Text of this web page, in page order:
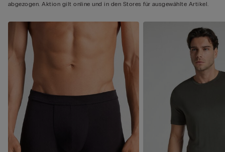
abgezogen. Aktion gilt online und in den Stores für ausgewählte Artikel.